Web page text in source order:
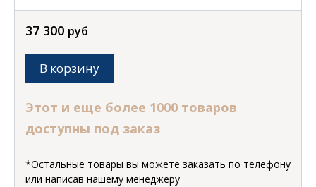
37 300 руб
В корзину
Этот и еще более 1000 товаров
доступны под заказ
*Остальные товары вы можете заказать по телефону
или написав нашему менеджеру